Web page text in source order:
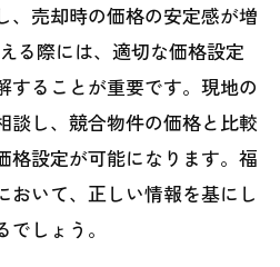
、売却時の価格の安定感が増
る際には、適切な価格設定
することが重要です。現地の
談し、競合物件の価格と比較
格設定が可能になります。福
おいて、正しい情報を基にし
しょう。